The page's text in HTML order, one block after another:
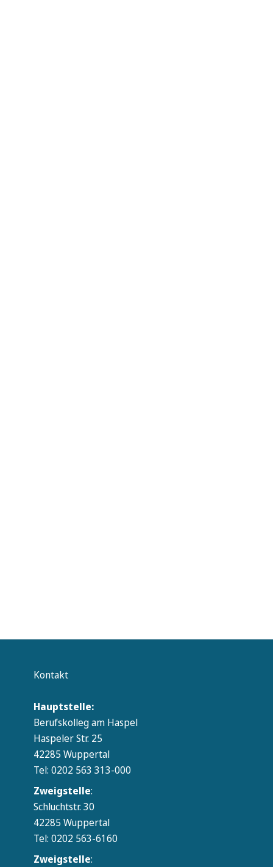
Kontakt
Hauptstelle:
Berufskolleg am Haspel
Haspeler Str. 25
42285 Wuppertal
Tel: 0202 563 313-000
Zweigstelle:
Schluchtstr. 30
42285 Wuppertal
Tel: 0202 563-6160
Zweigstelle: